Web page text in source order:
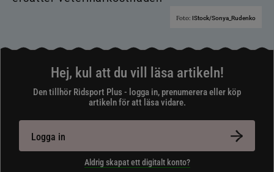
Foto: IStock/Sonya_Rudenko
Hej, kul att du vill läsa artikeln!
Den tillhör Ridsport Plus - logga in, prenumerera eller köp
artikeln för att läsa vidare.
Logga in
Aldrig skapat ett digitalt konto?